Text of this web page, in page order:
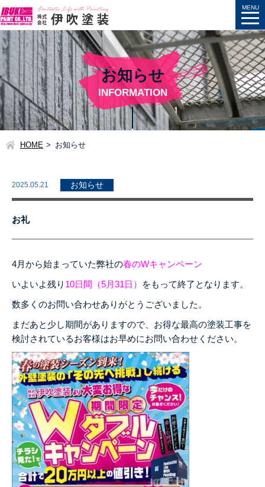
お知らせ
INFORMATION
HOME お知らせ
2025.05.21 お知らせ
お礼
4月から始まっていた弊社の春のWキャンペーン
いよいよ残り 10日間（5月31日）
をもって終了となります。
数多くのお問い合わせありがとうございました。
まだあと少し期間がありますので、お得な最高の塗装工事を
検討されているお客様はお早めにお問い合わせください。